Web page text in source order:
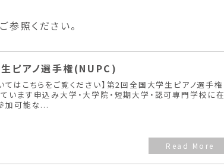
照ください。
ピアノ選手権(NUPC)
てはこちらをご覧ください】第2回全国大学生ピアノ選手権
います申込み大学・大学院・短期大学・認可専門学校に在
加可能な...